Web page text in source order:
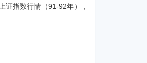
证指数行情（91-92年），